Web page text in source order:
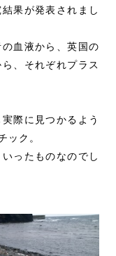
果が発表されまし
血液から、英国の
、それぞれプラス
際に見つかるよう
ック。
ったものなのでし